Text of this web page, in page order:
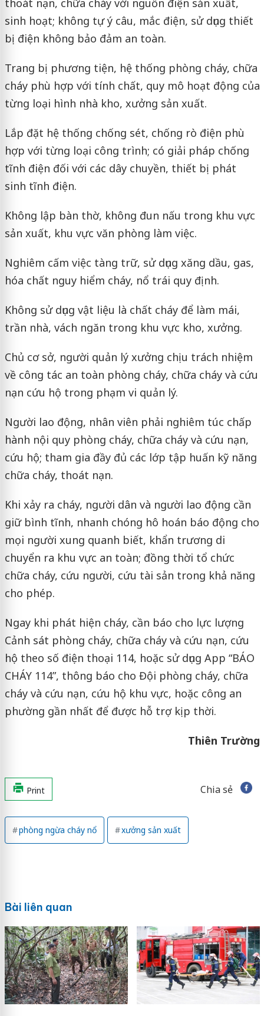
sinh hoạt; không tự ý câu, mắc điện, sử dụng thiết
bị điện không bảo đảm an toàn.
Trang bị phương tiện, hệ thống phòng cháy, chữa
cháy phù hợp với tính chất, quy mô hoạt động của
từng loại hình nhà kho, xưởng sản xuất.
Lắp đặt hệ thống chống sét, chống rò điện phù
hợp với từng loại công trình; có giải pháp chống
tĩnh điện đối với các dây chuyền, thiết bị phát
sinh tĩnh điện.
Không lập bàn thờ, không đun nấu trong khu vực
sản xuất, khu vực văn phòng làm việc.
Nghiêm cấm việc tàng trữ, sử dụng xăng dầu, gas,
hóa chất nguy hiểm cháy, nổ trái quy định.
Không sử dụng vật liệu là chất cháy để làm mái,
trần nhà, vách ngăn trong khu vực kho, xưởng.
Chủ cơ sở, người quản lý xưởng chịu trách nhiệm
về công tác an toàn phòng cháy, chữa cháy và cứu
nạn cứu hộ trong phạm vi quản lý.
Người lao động, nhân viên phải nghiêm túc chấp
hành nội quy phòng cháy, chữa cháy và cứu nạn,
cứu hộ; tham gia đầy đủ các lớp tập huấn kỹ năng
chữa cháy, thoát nạn.
Khi xảy ra cháy, người dân và người lao động cần
giữ bình tĩnh, nhanh chóng hô hoán báo động cho
mọi người xung quanh biết, khẩn trương di
chuyển ra khu vực an toàn; đồng thời tổ chức
chữa cháy, cứu người, cứu tài sản trong khả năng
cho phép.
Ngay khi phát hiện cháy, cần báo cho lực lượng
Cảnh sát phòng cháy, chữa cháy và cứu nạn, cứu
hộ theo số điện thoại 114, hoặc sử dụng App “BÁO
CHÁY 114”, thông báo cho Đội phòng cháy, chữa
cháy và cứu nạn, cứu hộ khu vực, hoặc công an
phường gần nhất để được hỗ trợ kịp thời.
Thiên Trường
Print Chia sẻ
phòng ngừa cháy nổ xưởng sản xuất
Bài liên quan